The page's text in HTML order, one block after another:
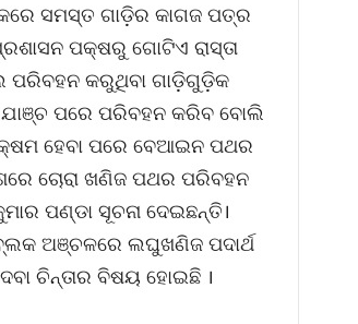
ସମସ୍ତ ଗାଡ଼ିର କାଗଜ ପତ୍ର
ପକ୍ଷରୁ ଗୋଟିଏ ରାସ୍ତା
ପରିବହନ କରୁଥିବା ଗାଡ଼ିଗୁଡ଼ିକ
ପରେ ପରିବହନ କରିବ ବୋଲି
ହେବା ପରେ ବେଆଇନ ପଥର
ଚୋରା ଖଣିଜ ପଥର ପରିବହନ
ପଣ୍ଡା ସୂଚନା ଦେଇଛନ୍ତି।
ଅଞ୍ଚଳରେ ଲଘୁଖଣିଜ ପଦାର୍ଥ
ଚିନ୍ତାର ବିଷୟ ହୋଇଛି ।